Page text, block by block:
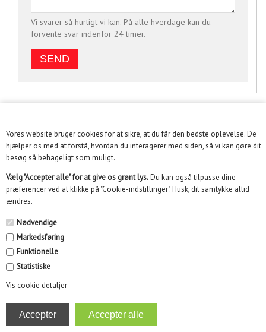
Vores website bruger cookies for at sikre, at du får den bedste oplevelse. De
hjælper os med at forstå, hvordan du interagerer med siden, så vi kan gøre dit
besøg så behageligt som muligt.
Vælg "Accepter alle" for at give os grønt lys.Du kan også tilpasse dine
præferencer ved at klikke på "Cookie-indstillinger". Husk, dit samtykke altid
ændres.
Nødvendige
Markedsføring
Funktionelle
Statistiske
Vis cookie detaljer
Vi svarer så hurtigt vi kan. På alle hverdage kan du
forvente svar indenfor 24 timer.
KUNDESERVICE
INFORMATION
KUNDECENTER
SOME
NYHEDSBREV
info@kidikid.dk | CVR 35532870